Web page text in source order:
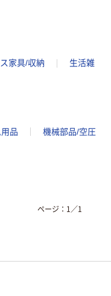
家具/収納
生活雑
品
機械部品/空圧
ページ： 1 ／1